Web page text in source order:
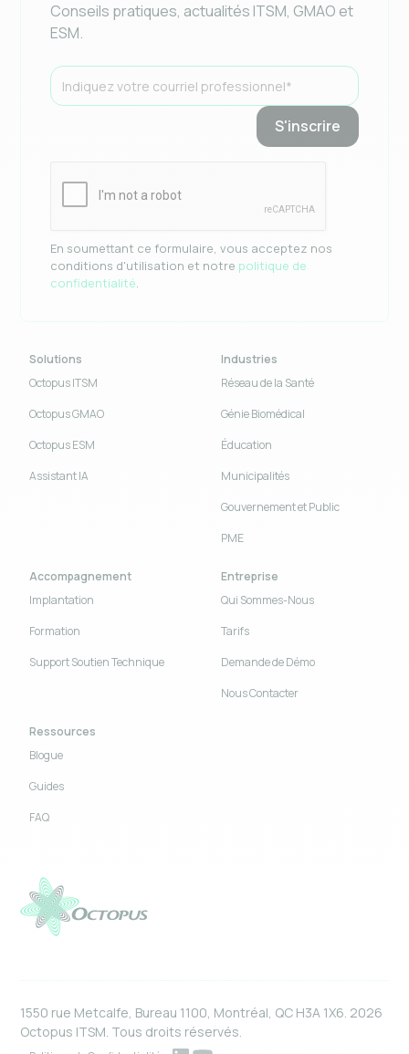
Conseils pratiques, actualités ITSM, GMAO et
ESM.
En soumettant ce formulaire, vous acceptez nos
conditions d'utilisation et notre politique de
confidentialité.
Solutions
Octopus ITSM
Octopus GMAO
Octopus ESM
Assistant IA
Industries
Réseau de la Santé
Génie Biomédical
Éducation
Municipalités
Gouvernement et Public
PME
Accompagnement
Implantation
Formation
Support Soutien Technique
Entreprise
Qui Sommes-Nous
Tarifs
Demande de Démo
Nous Contacter
Ressources
Blogue
Guides
FAQ
1550 rue Metcalfe, Bureau 1100, Montréal, QC H3A 1X6. 2026
Octopus ITSM. Tous droits réservés.